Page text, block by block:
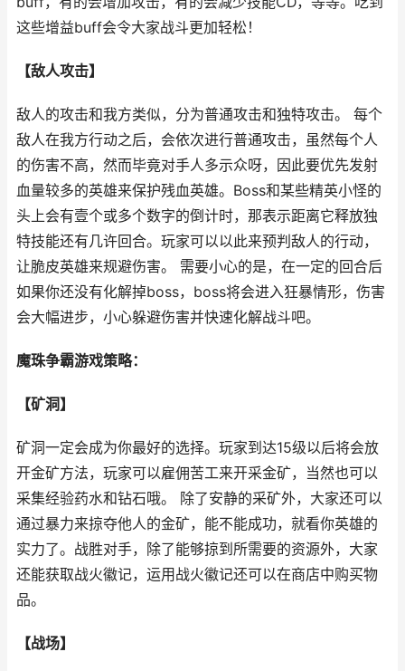
这些增益buff会令大家战斗更加轻松！
【敌人攻击】
敌人的攻击和我方类似，分为普通攻击和独特攻击。 每个
敌人在我方行动之后，会依次进行普通攻击，虽然每个人
的伤害不高，然而毕竟对手人多示众呀，因此要优先发射
血量较多的英雄来保护残血英雄。Boss和某些精英小怪的
头上会有壹个或多个数字的倒计时，那表示距离它释放独
特技能还有几许回合。玩家可以以此来预判敌人的行动，
让脆皮英雄来规避伤害。 需要小心的是，在一定的回合后
如果你还没有化解掉boss，boss将会进入狂暴情形，伤害
会大幅进步，小心躲避伤害并快速化解战斗吧。
魔珠争霸游戏策略：
【矿洞】
矿洞一定会成为你最好的选择。玩家到达15级以后将会放
开金矿方法，玩家可以雇佣苦工来开采金矿，当然也可以
采集经验药水和钻石哦。 除了安静的采矿外，大家还可以
通过暴力来掠夺他人的金矿，能不能成功，就看你英雄的
实力了。战胜对手，除了能够掠到所需要的资源外，大家
还能获取战火徽记，运用战火徽记还可以在商店中购买物
品。
【战场】